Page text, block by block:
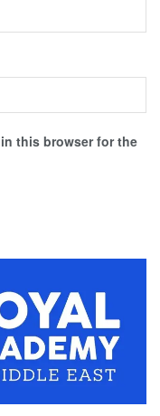
this browser for the